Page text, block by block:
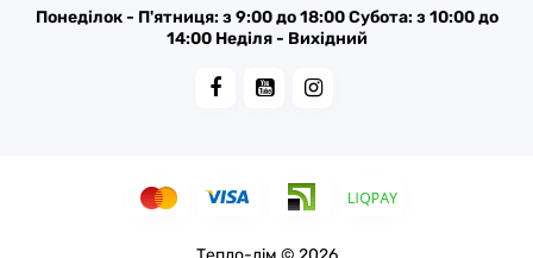
Понеділок - П'ятниця: з 9:00 до 18:00 Субота: з 10:00 до
14:00 Неділя - Вихідний